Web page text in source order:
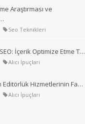
Araştırması ve
Seo Teknikleri
İçerik Optimize Etme T…
Alıcı İpuçları
Editörlük Hizmetlerinin Fa…
Alıcı İpuçları